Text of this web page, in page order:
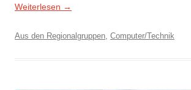
Weiterlesen →
Aus den Regionalgruppen Computer/Technik